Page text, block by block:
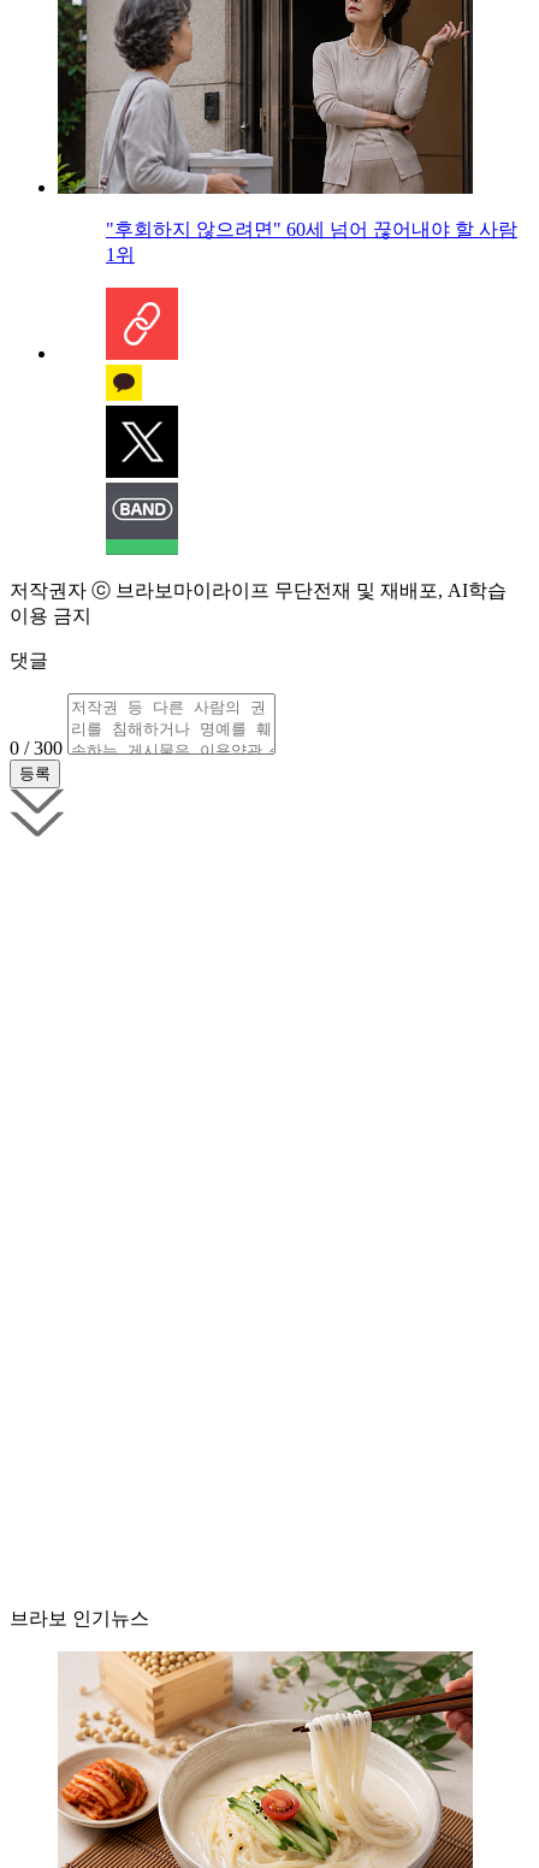
"후회하지 않으려면" 60세 넘어 끊어내야 할 사람
1위
저작권자 ⓒ 브라보마이라이프 무단전재 및 재배포, AI학습
이용 금지
댓글
0 / 300
브라보 인기뉴스